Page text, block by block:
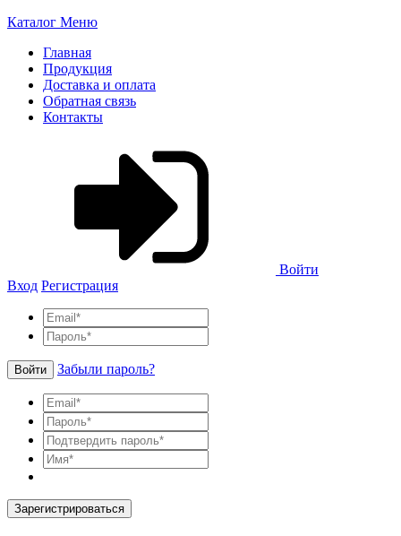
Каталог Меню
Главная
Продукция
Доставка и оплата
Обратная связь
Контакты
Войти
Вход Регистрация
Войти Забыли пароль?
Зарегистрироваться